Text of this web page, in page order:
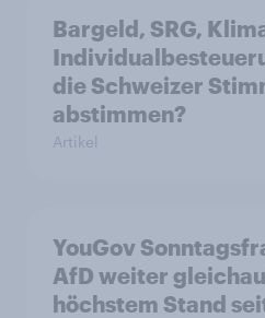
Bargeld, SRG,
die Schweizer
abstimmen?
Artikel
YouGov
AfD weiter
höchstem Stand